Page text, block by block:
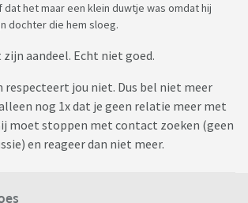
dat het maar een klein duwtje was omdat hij
dochter die hem sloeg.
aandeel. Echt niet goed.
respecteert jou niet. Dus bel niet meer
nog 1x dat je geen relatie meer met
moet stoppen met contact zoeken (geen
en reageer dan niet meer.